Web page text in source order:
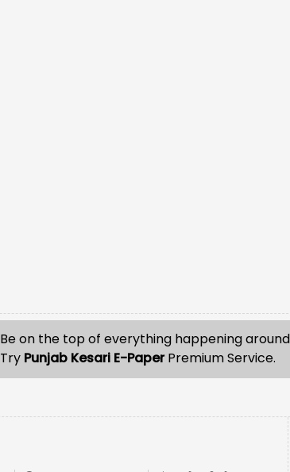
Be on the top of everything happening
Try Punjab Kesari E-PaperPremium Service.